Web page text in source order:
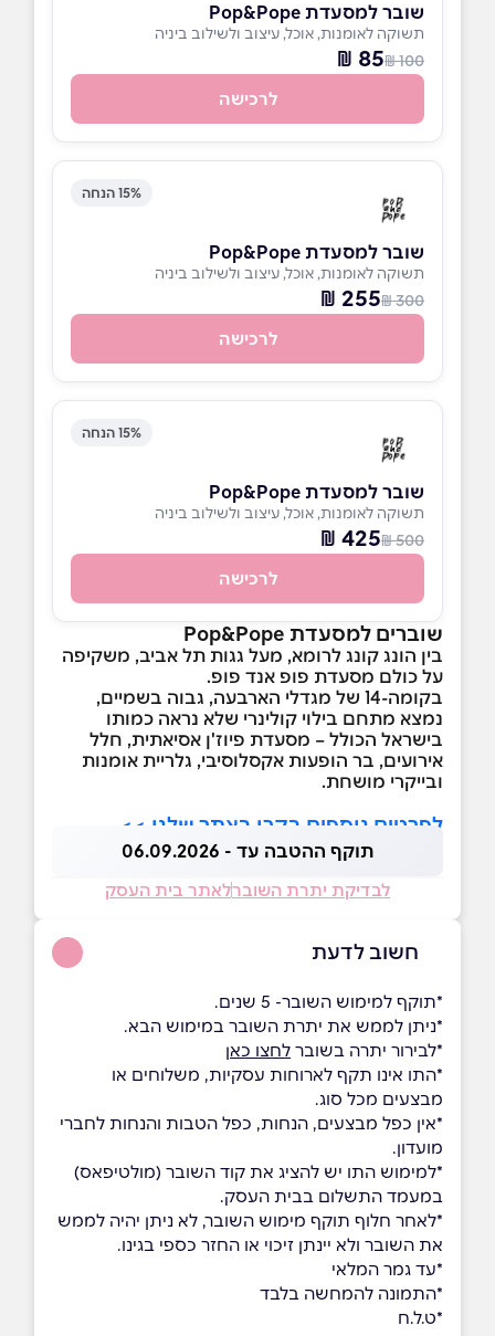
שובר למסעדת Pop&Pope
תשוקה לאומנות, אוכל, עיצוב ולשילוב ביניה
100 ₪
85 ₪
לרכישה
15% הנחה
שובר למסעדת Pop&Pope
תשוקה לאומנות, אוכל, עיצוב ולשילוב ביניה
300 ₪
255 ₪
לרכישה
15% הנחה
שובר למסעדת Pop&Pope
תשוקה לאומנות, אוכל, עיצוב ולשילוב ביניה
500 ₪
425 ₪
לרכישה
שוברים למסעדת Pop&Pope
בין הונג קונג לרומא, מעל גגות תל אביב, משקיפה
על כולם מסעדת פופ אנד פופ.
בקומה-14 של מגדלי הארבעה, גבוה בשמיים,
נמצא מתחם בילוי קולינרי שלא נראה כמותו
בישראל הכולל – מסעדת פיוז'ן אסיאתית, חלל
אירועים, בר הופעות אקסלוסיבי, גלריית אומנות
ובייקרי מושחת.
לפרטים נוספים בקרו באתר שלנו >>
תוקף ההטבה עד - 06.09.2026
לבדיקת יתרת השוברלאתר בית העסק
חשוב לדעת
*תוקף למימוש השובר- 5 שנים.
*ניתן לממש את יתרת השובר במימוש הבא.
*לבירור יתרה בשובר לחצו כאן
*התו אינו תקף לארוחות עסקיות, משלוחים או
מבצעים מכל סוג.
*אין כפל מבצעים, הנחות, כפל הטבות והנחות לחברי
מועדון.
*למימוש התו יש להציג את קוד השובר (מולטיפאס)
במעמד התשלום בבית העסק.
*לאחר חלוף תוקף מימוש השובר, לא ניתן יהיה לממש
את השובר ולא יינתן זיכוי או החזר כספי בגינו.
*עד גמר המלאי
*התמונה להמחשה בלבד
*ט.ל.ח